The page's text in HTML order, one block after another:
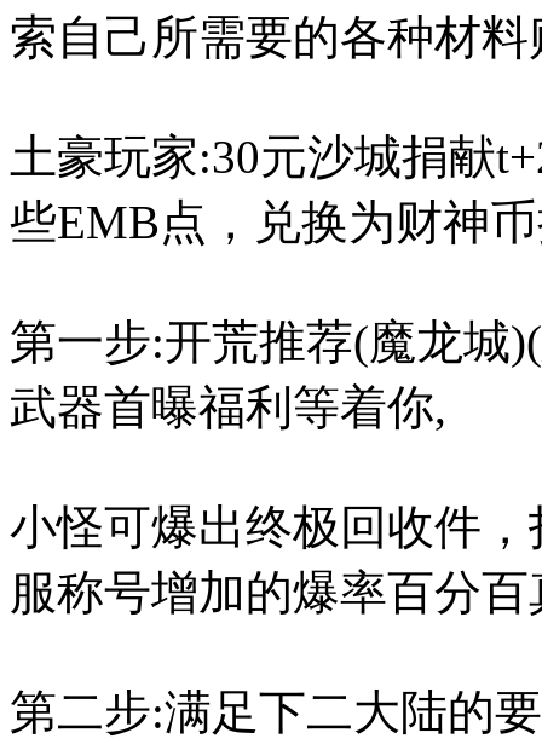
索自己所需要的各种材
土豪玩家:30元沙城捐献
些EMB点，兑换为财神
第一步:开荒推荐(魔龙城
武器首曝福利等着你,
小怪可爆出终极回收件
服称号增加的爆率百分
第二步:满足下二大陆的